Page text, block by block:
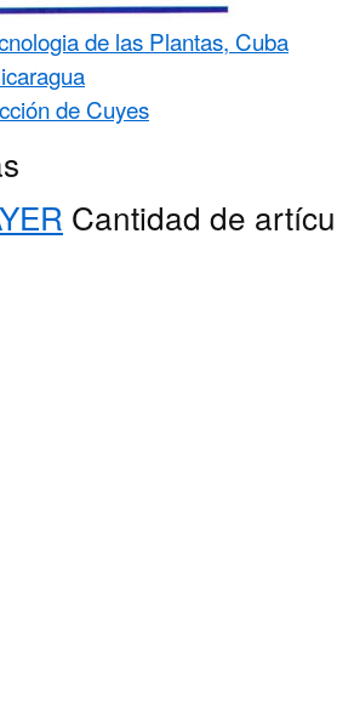
de las Plantas, Cuba
de Cuyes
Cantidad de